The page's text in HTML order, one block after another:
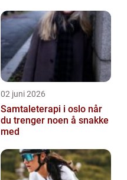
02 juni 2026
Samtaleterapi i oslo når
du trenger noen å snakke
med